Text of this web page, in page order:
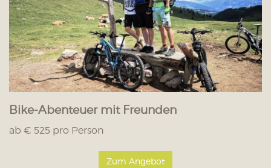
Bike-Abenteuer mit Freunden
ab € 525 pro Person
Zum Angebot